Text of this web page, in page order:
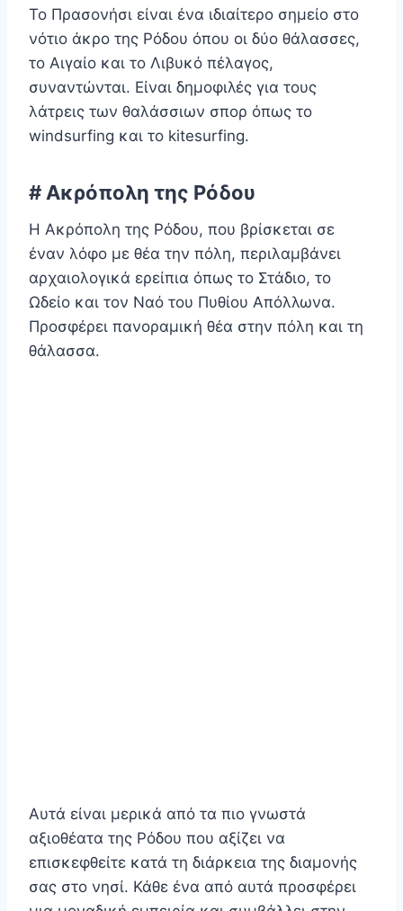
Το Πρασονήσι είναι ένα ιδιαίτερο σημείο στο
νότιο άκρο της Ρόδου όπου οι δύο θάλασσες,
το Αιγαίο και το Λιβυκό πέλαγος,
συναντώνται. Είναι δημοφιλές για τους
λάτρεις των θαλάσσιων σπορ όπως το
windsurfing και το kitesurfing.
# Ακρόπολη της Ρόδου
Η Ακρόπολη της Ρόδου, που βρίσκεται σε
έναν λόφο με θέα την πόλη, περιλαμβάνει
αρχαιολογικά ερείπια όπως το Στάδιο, το
Ωδείο και τον Ναό του Πυθίου Απόλλωνα.
Προσφέρει πανοραμική θέα στην πόλη και τη
θάλασσα.
Αυτά είναι μερικά από τα πιο γνωστά
αξιοθέατα της Ρόδου που αξίζει να
επισκεφθείτε κατά τη διάρκεια της διαμονής
σας στο νησί. Κάθε ένα από αυτά προσφέρει